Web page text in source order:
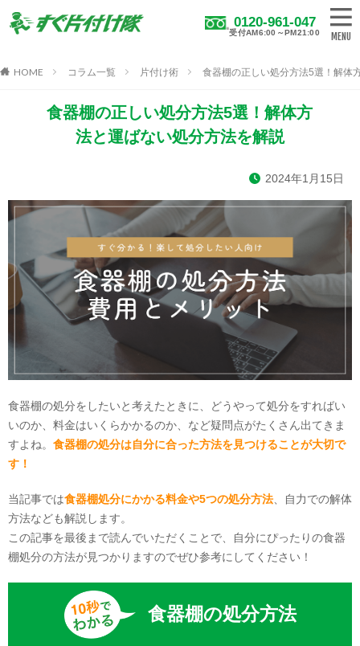
0120-961-047
受付AM6:00～PM21:00
HOME コラム一覧 片付け術 食器棚の正しい処分方法5選！解体
食器棚の正しい処分方法5選！解体方
法と運ばない処分方法を解説
2024年1月15日
食器棚の処分をしたいと考えたときに、どうやって処分をすればい
いのか、料金はいくらかかるのか、など疑問点がたくさん出てきま
すよね。 食器棚の処分は自分に合った方法を見つけることが大切で
す！
当記事では食器棚処分にかかる料金や5つの処分方法 、自力での解体
方法なども解説します。
この記事を最後まで読んでいただくことで、自分にぴったりの食器
棚処分の方法が見つかりますのでぜひ参考にしてください！
食器棚の処分方法